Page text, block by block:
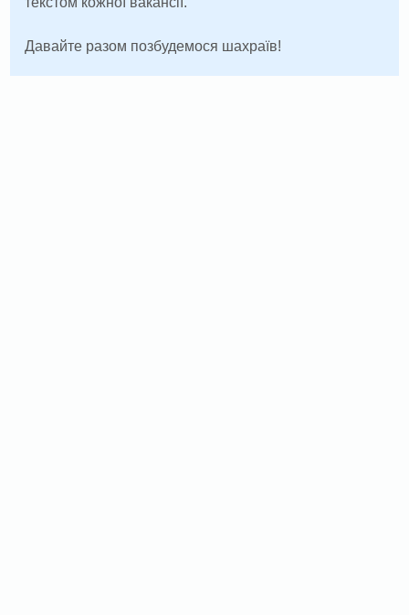
Давайте разом позбудемося шахраїв!